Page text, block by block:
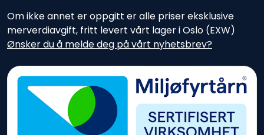
Om ikke annet er oppgitt er alle priser eksklusive
merverdiavgift, fritt levert vårt lager i Oslo (EXW)
Ønsker du å melde deg på vårt nyhetsbrev?